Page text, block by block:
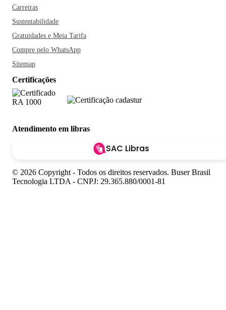
Carreiras
Sustentabilidade
Gratuidades e Meia Tarifa
Compre pelo WhatsApp
Sitemap
Certificações
Atendimento em libras
SAC Libras
© 2026 Copyright - Todos os direitos reservados. Buser Brasil
Tecnologia LTDA - CNPJ: 29.365.880/0001-81